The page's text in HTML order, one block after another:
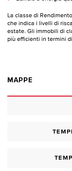
La classe di
che indica i livelli di
estate. Gli immobili di
più efficienti in termini
MAPPE